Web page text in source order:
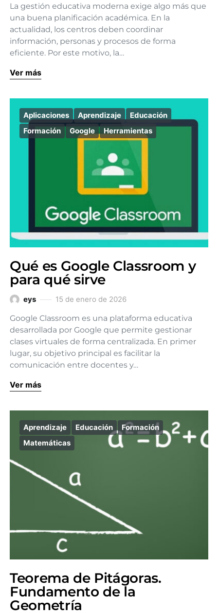
La gestión educativa moderna exige algo más que
una buena planificación académica. En la
actualidad, los centros deben coordinar
información, personas y procesos de forma
eficiente. Por este motivo, la…
Ver más
Aplicaciones Aprendizaje
Educación
Formación
Google Herramientas
Qué es Google Classroom y
para qué sirve
eys 15 de enero de 2026
Google Classroom es una plataforma educativa
desarrollada por Google que permite gestionar
clases virtuales de forma centralizada. En primer
lugar, su objetivo principal es facilitar la
comunicación entre docentes y…
Ver más
Aprendizaje Educación
Formación
Matemáticas
Teorema de Pitágoras.
Fundamento de la
Geometría